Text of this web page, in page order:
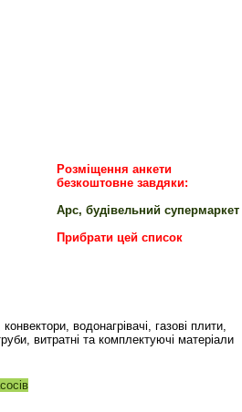
Розміщення анкети
безкоштовне завдяки:
Арс, будівельний супермаркет
Прибрати цей список
водонагрівачі, газові плити,
витратні та комплектуючі матеріали